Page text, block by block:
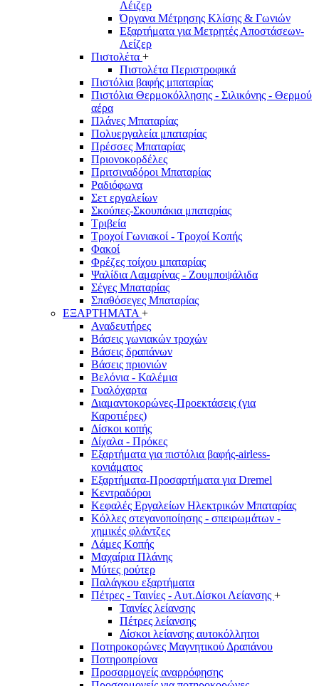
Λέιζερ
Όργανα Μέτρησης Κλίσης & Γωνιών
Εξαρτήματα για Μετρητές Αποστάσεων-
Λείζερ
Πιστολέτα +
Πιστολέτα Περιστροφικά
Πιστόλια βαφής μπαταρίας
Πιστόλια Θερμοκόλλησης - Σιλικόνης - Θερμού
αέρα
Πλάνες Μπαταρίας
Πολυεργαλεία μπαταρίας
Πρέσσες Μπαταρίας
Πριονοκορδέλες
Πριτσιναδόροι Μπαταρίας
Ραδιόφωνα
Σετ εργαλείων
Σκούπες-Σκουπάκια μπαταρίας
Τριβεία
Τροχοί Γωνιακοί - Τροχοί Κοπής
Φακοί
Φρέζες τοίχου μπαταρίας
Ψαλίδια Λαμαρίνας - Ζουμποψάλιδα
Σέγες Μπαταρίας
Σπαθόσεγες Μπαταρίας
ΕΞΑΡΤΗΜΑΤΑ +
Αναδευτήρες
Βάσεις γωνιακών τροχών
Βάσεις δραπάνων
Βάσεις πριονιών
Βελόνια - Καλέμια
Γυαλόχαρτα
Διαμαντοκορώνες-Προεκτάσεις (για
Καροτιέρες)
Δίσκοι κοπής
Δίχαλα - Πρόκες
Εξαρτήματα για πιστόλια βαφής-airless-
κονιάματος
Εξαρτήματα-Προσαρτήματα για Dremel
Κεντραδόροι
Κεφαλές Εργαλείων Ηλεκτρικών Μπαταρίας
Κόλλες στεγανοποίησης - σπειρωμάτων -
χημικές φλάντζες
Λάμες Κοπής
Μαχαίρια Πλάνης
Μύτες ρούτερ
Παλάγκου εξαρτήματα
Πέτρες - Ταινίες - Αυτ.Δίσκοι Λείανσης +
Ταινίες λείανσης
Πέτρες λείανσης
Δίσκοι λείανσης αυτοκόλλητοι
Ποτηροκορώνες Μαγνητικού Δραπάνου
Ποτηροπρίονα
Προσαρμογείς αναρρόφησης